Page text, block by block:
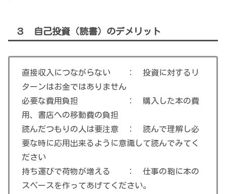
３ 自己投資（読書）のデメリット
直接収入につながらない ： 投資に対するリ
ターンはお金ではありません
必要な費用負担 ： 購入した本の費
用、書店への移動費の負担
読んだつもりの人は要注意 ： 読んで理解し必
要な時に応用出来るように意識して読んでみてく
ださい
持ち運びで荷物が増える ： 仕事の鞄に本の
スペースを作ってあげてください。